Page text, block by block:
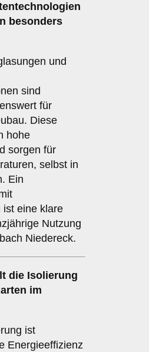
besonders
und
sind
für
Diese
hohe
sorgen für
selbst in
Ein
ist eine klare
Nutzung
Niedereck.
die Isolierung
im
ist
Energieeffizienz